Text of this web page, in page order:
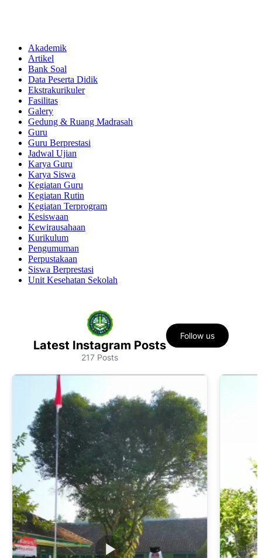
Akademik
Artikel
Bank Soal
Data Peserta Didik
Ekstrakurikuler
Fasilitas
Galery
Gedung & Ruang Madrasah
Guru
Guru Berprestasi
Jadwal Ujian
Karya Guru
Karya Siswa
Kegiatan Guru
Kegiatan Rutin
Kegiatan Terprogram
Kesiswaan
Kewirausahaan
Kurikulum
Pengumuman
Perpustakaan
Siswa Berprestasi
Unit Kesehatan Sekolah